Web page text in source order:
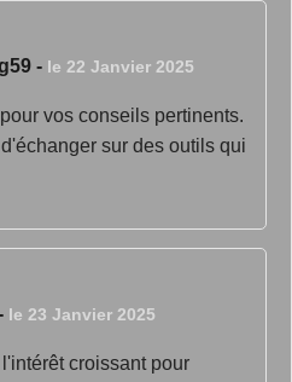
- le 22 Janvier 2025
vos conseils pertinents.
sur des outils qui
le 23 Janvier 2025
l'intérêt croissant pour